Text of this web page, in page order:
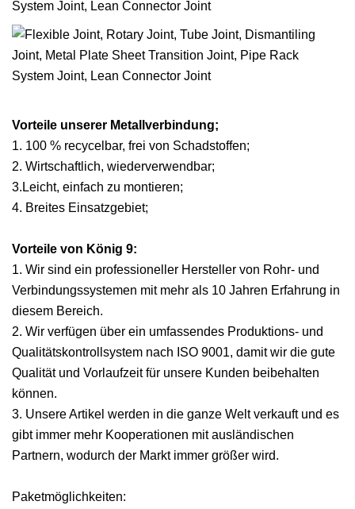
Vorteile unserer Metallverbindung;
1. 100 % recycelbar, frei von Schadstoffen;
2. Wirtschaftlich, wiederverwendbar;
3.Leicht, einfach zu montieren;
4. Breites Einsatzgebiet;
Vorteile von König 9:
1. Wir sind ein professioneller Hersteller von Rohr- und
Verbindungssystemen mit mehr als 10 Jahren Erfahrung in
diesem Bereich.
2. Wir verfügen über ein umfassendes Produktions- und
Qualitätskontrollsystem nach ISO 9001, damit wir die gute
Qualität und Vorlaufzeit für unsere Kunden beibehalten
können.
3. Unsere Artikel werden in die ganze Welt verkauft und es
gibt immer mehr Kooperationen mit ausländischen
Partnern, wodurch der Markt immer größer wird.
Paketmöglichkeiten: